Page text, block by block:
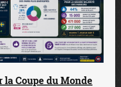
Coupe du Monde